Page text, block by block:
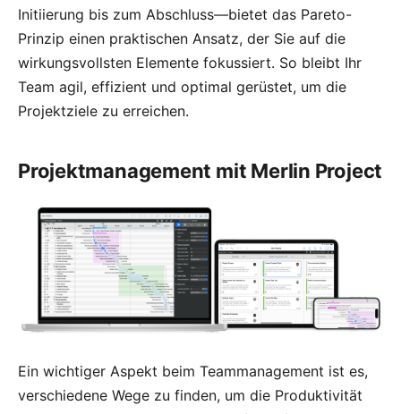
Initiierung bis zum Abschluss—bietet das Pareto-
Prinzip einen praktischen Ansatz, der Sie auf die
wirkungsvollsten Elemente fokussiert. So bleibt Ihr
Team agil, effizient und optimal gerüstet, um die
Projektziele zu erreichen.
Projektmanagement mit Merlin Project
Ein wichtiger Aspekt beim Teammanagement ist es,
verschiedene Wege zu finden, um die Produktivität